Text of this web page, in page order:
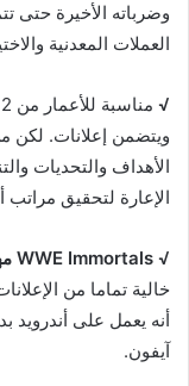
وضرباته الأخيرة
العملات المعدنية
√
ويتضمن إعلانات. لكن
الأهداف والتحديات
الإعارة لتحقيق مراتب
√ WWE Immortals مهكره
خالية تماما من
أنه يعمل على أندرويد
آيفون.